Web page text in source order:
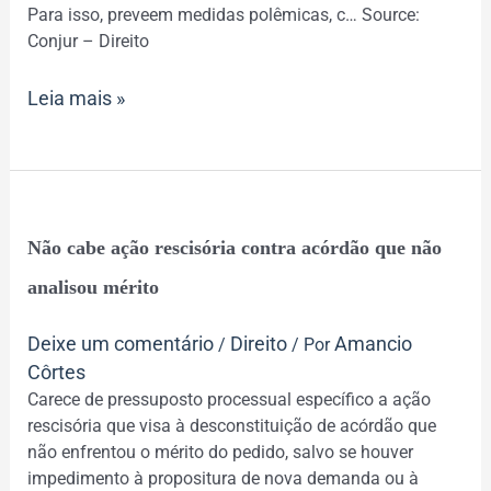
Para isso, preveem medidas polêmicas, c… Source:
Conjur – Direito
Leia mais »
Não cabe ação rescisória contra acórdão que não
analisou mérito
Deixe um comentário / Direito/ PorAmancio
Côrtes
Carece de pressuposto processual específico a ação
rescisória que visa à desconstituição de acórdão que
não enfrentou o mérito do pedido, salvo se houver
impedimento à propositura de nova demanda ou à
Não
cabe
ação
contra
acórdão
que
não
analisou
mérito